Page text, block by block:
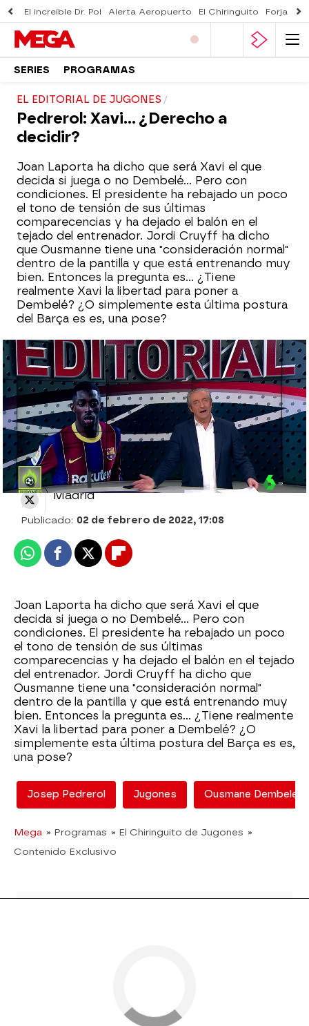
El increíble Dr. Pol Alerta Aeropuerto El Chiringuito Forjado
SERIES PROGRAMAS
EL EDITORIAL DE JUGONES
Pedrerol: Xavi... ¿Derecho a
decidir?
Joan Laporta ha dicho que será Xavi el que
decida si juega o no Dembelé... Pero con
condiciones. El presidente ha rebajado un poco
el tono de tensión de sus últimas
comparecencias y ha dejado el balón en el
tejado del entrenador. Jordi Cruyff ha dicho
que Ousmanne tiene una "consideración normal"
dentro de la pantilla y que está entrenando muy
bien. Entonces la pregunta es... ¿Tiene
realmente Xavi la libertad para poner a
Dembelé? ¿O simplemente esta última postura
del Barça es es, una pose?
Pedrerol se pregunta si realmente Xavi
puede decidir alinear a Dembelé
El Chiringuito
Madrid
Publicado: 02 de febrero de 2022, 17:08
WhatsappFacebook
X Flipboard
Joan Laporta ha dicho que será Xavi el que
decida si juega o no Dembelé... Pero con
condiciones. El presidente ha rebajado un poco
el tono de tensión de sus últimas
comparecencias y ha dejado el balón en el tejado
del entrenador. Jordi Cruyff ha dicho que
Ousmanne tiene una "consideración normal"
dentro de la pantilla y que está entrenando muy
bien. Entonces la pregunta es... ¿Tiene realmente
Xavi la libertad para poner a Dembelé? ¿O
simplemente esta última postura del Barça es es,
una pose?
Josep Pedrerol Jugones Ousmane Dembele
Mega » Programas » El Chiringuito de Jugones »
Contenido Exclusivo